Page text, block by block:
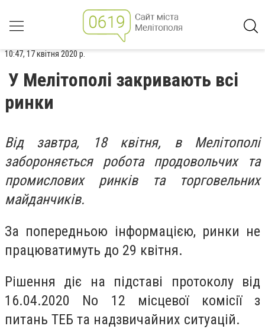
10:47, 17 квітня 2020 р.
У Мелітополі закривають всі
ринки
Від завтра, 18 квітня, в Мелітополі
забороняється робота продовольчих та
промислових ринків та торговельних
майданчиків.
За попередньою інформацією, ринки не
працюватимуть до 29 квітня.
Рішення діє на підставі протоколу від
16.04.2020 No 12 місцевої комісії з
питань ТЕБ та надзвичайних ситуацій.